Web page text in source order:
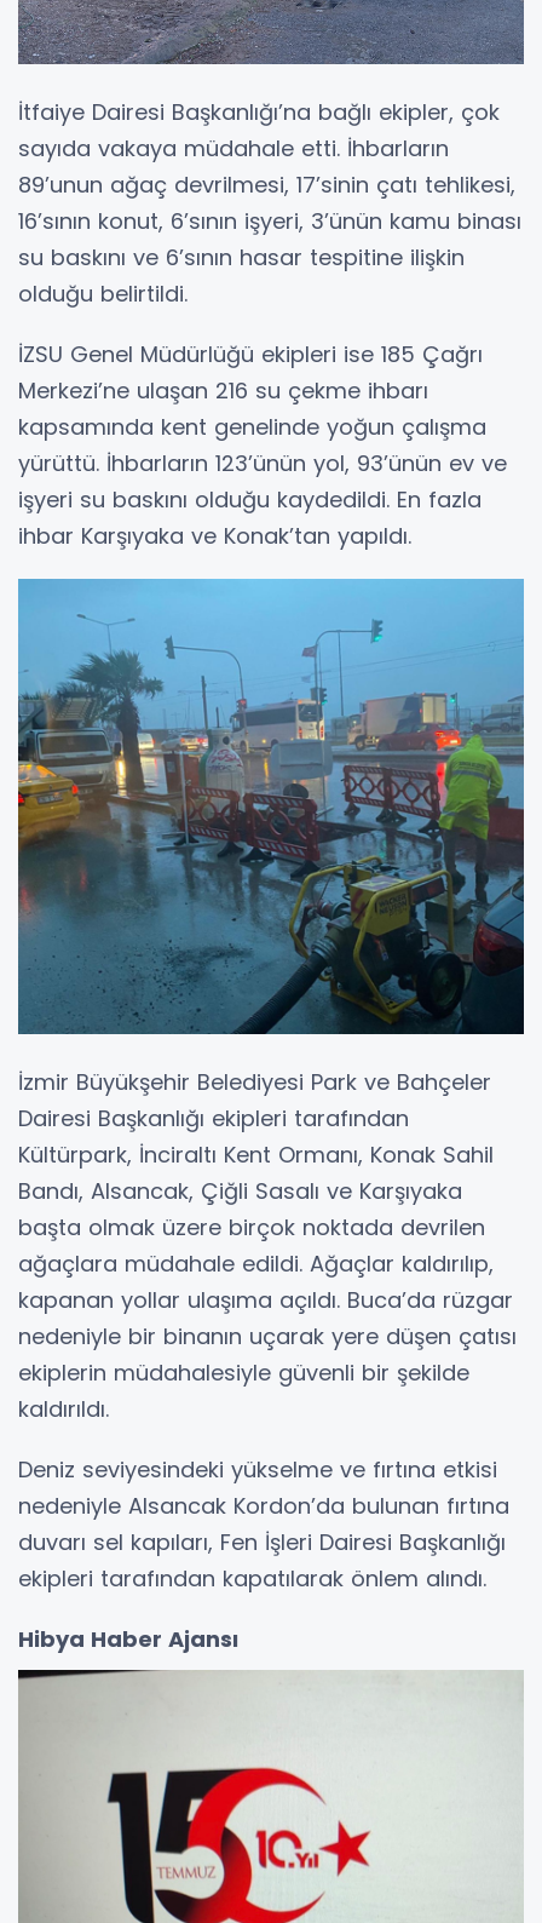
İtfaiye Dairesi Başkanlığı’na bağlı ekipler, çok
sayıda vakaya müdahale etti. İhbarların
89’unun ağaç devrilmesi, 17’sinin çatı tehlikesi,
16’sının konut, 6’sının işyeri, 3’ünün kamu binası
su baskını ve 6’sının hasar tespitine ilişkin
olduğu belirtildi.
İZSU Genel Müdürlüğü ekipleri ise 185 Çağrı
Merkezi’ne ulaşan 216 su çekme ihbarı
kapsamında kent genelinde yoğun çalışma
yürüttü. İhbarların 123’ünün yol, 93’ünün ev ve
işyeri su baskını olduğu kaydedildi. En fazla
ihbar Karşıyaka ve Konak’tan yapıldı.
İzmir Büyükşehir Belediyesi Park ve Bahçeler
Dairesi Başkanlığı ekipleri tarafından
Kültürpark, İnciraltı Kent Ormanı, Konak Sahil
Bandı, Alsancak, Çiğli Sasalı ve Karşıyaka
başta olmak üzere birçok noktada devrilen
ağaçlara müdahale edildi. Ağaçlar kaldırılıp,
kapanan yollar ulaşıma açıldı. Buca’da rüzgar
nedeniyle bir binanın uçarak yere düşen çatısı
ekiplerin müdahalesiyle güvenli bir şekilde
kaldırıldı.
Deniz seviyesindeki yükselme ve fırtına etkisi
nedeniyle Alsancak Kordon’da bulunan fırtına
duvarı sel kapıları, Fen İşleri Dairesi Başkanlığı
ekipleri tarafından kapatılarak önlem alındı.
Hibya Haber Ajansı